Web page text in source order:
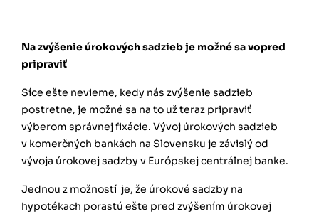
Na zvýšenie úrokových sadzieb je možné sa vopred
pripraviť
Síce ešte nevieme, kedy nás zvýšenie sadzieb
postretne, je možné sa na to už teraz pripraviť
výberom správnej fixácie. Vývoj úrokových sadzieb
v komerčných bankách na Slovensku je závislý od
vývoja úrokovej sadzby v Európskej centrálnej banke.
Jednou z možností je, že úrokové sadzby na
hypotékach porastú ešte pred zvýšením úrokovej